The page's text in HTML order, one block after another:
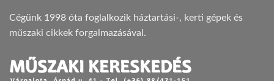
Cégünk 1998 óta foglalkozik háztartási-, kerti gépek és
műszaki cikkek forgalmazásával.